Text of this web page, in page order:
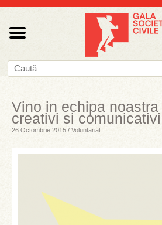
Vino in echipa
creativi si comunicativi
26 Octombrie 2015 / Voluntariat